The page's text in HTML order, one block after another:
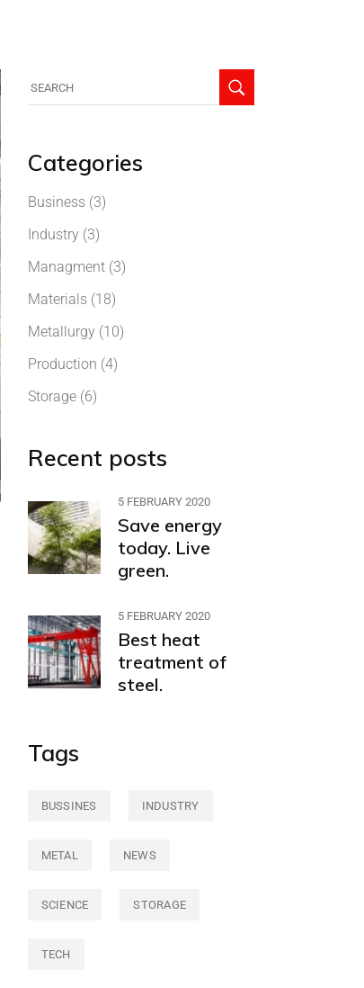
Categories
Business(3)
Industry(3)
Managment(3)
Materials(18)
Metallurgy(10)
Production (4)
Storage(6)
Recent posts
5 FEBRUARY 2020
Save energy
today. Live
green.
5 FEBRUARY 2020
Best heat
treatment of
steel.
Tags
BUSSINES INDUSTRY
METAL NEWS
SCIENCE STORAGE
TECH